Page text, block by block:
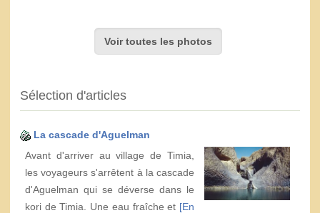
Voir toutes les photos
Sélection d'articles
La cascade d'Aguelman
Avant d'arriver au village de Timia,
les voyageurs s'arrêtent à la cascade
d'Aguelman qui se déverse dans le
kori de Timia. Une eau fraîche et [En